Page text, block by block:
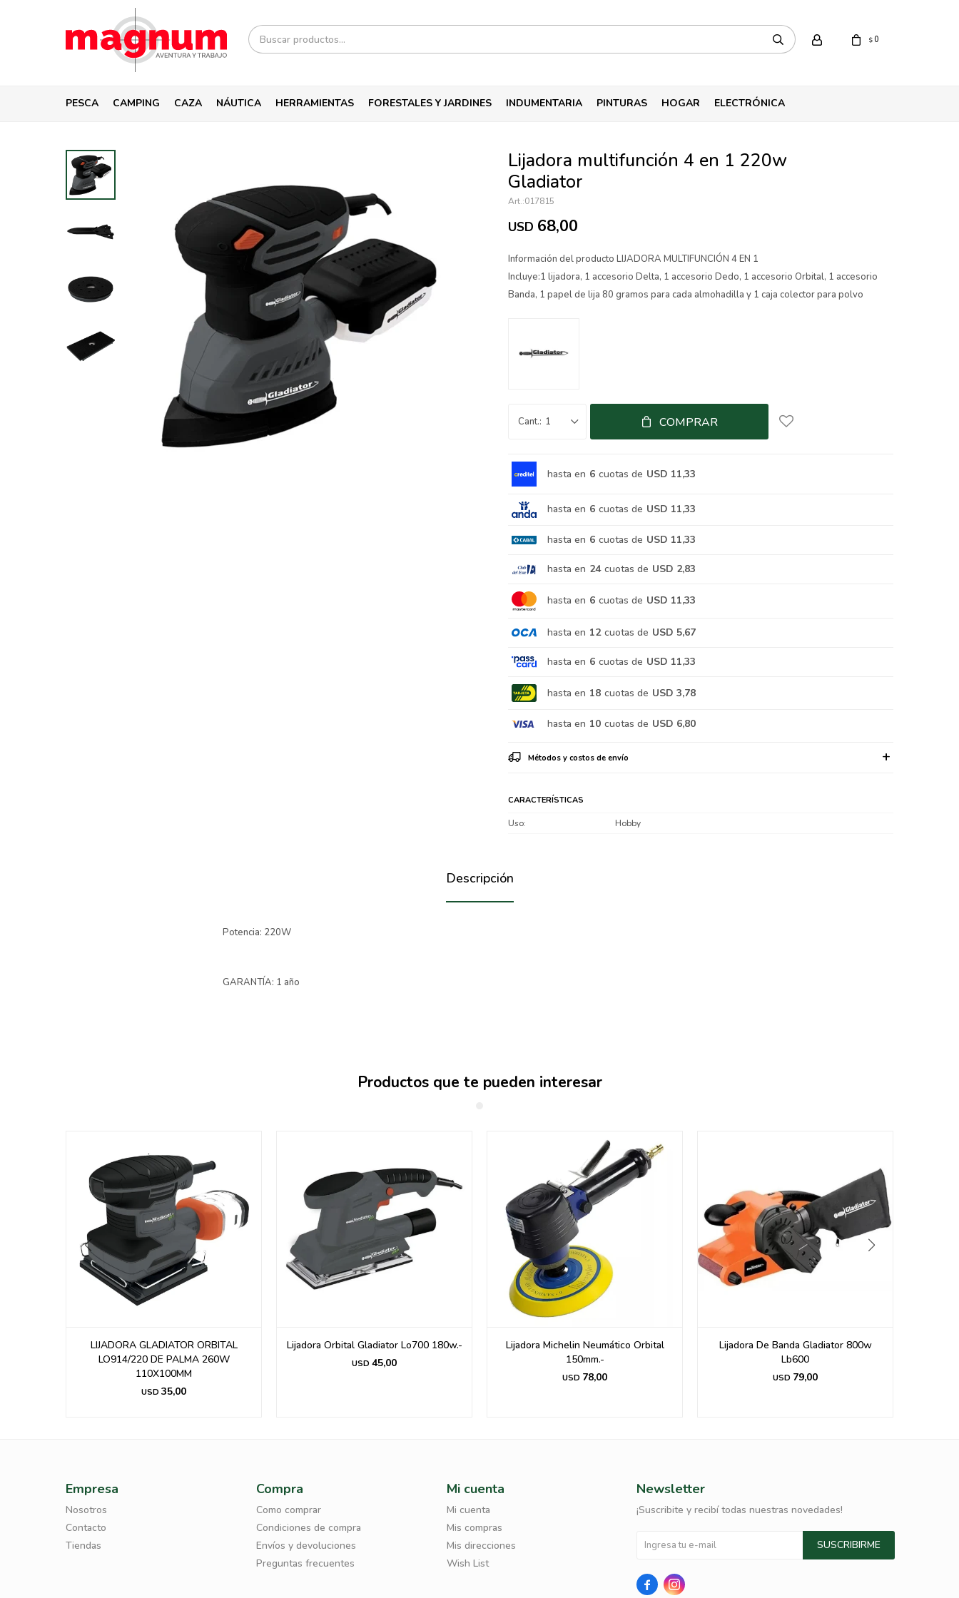
PESCA CAMPING CAZA NÁUTICA HERRAMIENTAS FORESTALES Y JARDINES INDUMENTARIA PINTURAS HOGAR ELECTRÓNICA
$ 0
Lijadora multifunción 4 en 1 220w
Gladiator
017815
USD 68,00
Información del producto LIJADORA MULTIFUNCIÓN 4 EN 1
Incluye:1 lijadora, 1 accesorio Delta, 1 accesorio Dedo, 1 accesorio Orbital, 1 accesorio
Banda, 1 papel de lija 80 gramos para cada almohadilla y 1 caja colector para polvo
1 COMPRAR
hasta en 6 cuotas de USD 11,33
hasta en 6 cuotas de USD 11,33
hasta en 6 cuotas de USD 11,33
hasta en 24 cuotas de USD 2,83
hasta en 6 cuotas de USD 11,33
hasta en 12 cuotas de USD 5,67
hasta en 6 cuotas de USD 11,33
hasta en 18 cuotas de USD 3,78
hasta en 10 cuotas de USD 6,80
Métodos y costos de envío
CARACTERÍSTICAS
Uso Hobby
Descripción
Potencia: 220W
GARANTÍA: 1 año
Productos que te pueden interesar
LIJADORA GLADIATOR ORBITAL
LO914/220 DE PALMA 260W
110X100MM
USD 35,00
Lijadora Orbital Gladiator Lo700 180w.-
USD 45,00
Lijadora Michelin Neumático Orbital
150mm.-
USD 78,00
Lijadora De Banda Gladiator 800w
Lb600
USD 79,00
Empresa
Nosotros
Contacto
Tiendas
Compra
Como comprar
Condiciones de compra
Envíos y devoluciones
Preguntas frecuentes
Mi cuenta
Mi cuenta
Mis compras
Mis direcciones
Wish List
Newsletter
¡Suscribite y recibí todas nuestras novedades!
SUSCRIBIRME
 